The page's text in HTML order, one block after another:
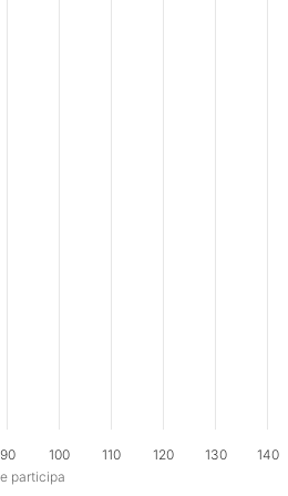
participa
90 100 110 120 130 140